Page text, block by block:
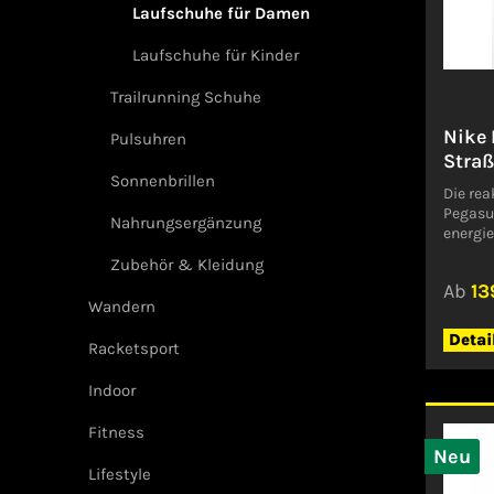
Laufschuhe für Damen
Laufschuhe für Kinder
Trailrunning Schuhe
Pulsuhren
Sonnenbrillen
Nahrungsergänzung
Zubehör & Kleidung
Wandern
Racketsport
Indoor
Fitness
Lifestyle
Nike
Die
und
Ab
Neu